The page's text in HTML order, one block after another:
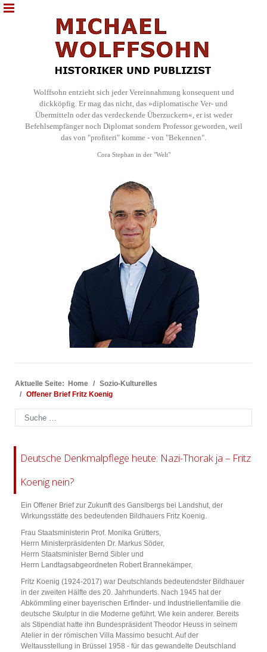
Wolffsohn entzieht sich jeder Vereinnahmung konsequent und
dickköpfig. Er mag das nicht, das »diplomatische Ver- und
Übermitteln oder das verdeckende Überzuckern«, er ist weder
Befehlsempfänger noch Diplomat sondern Professor geworden, weil
das von "profiteri" komme - von "Bekennen".
Cora Stephan in der "Welt"
Aktuelle Seite: Home
Sozio-Kulturelles
Offener Brief Fritz Koenig
Suchen
Deutsche Denkmalpflege heute: Nazi-Thorak ja – Fritz
Koenig nein?
Ein Offener Brief zur Zukunft des Ganslbergs bei Landshut, der
Wirkungsstätte des bedeutenden Bildhauers Fritz Koenig.
Frau Staatsministerin Prof. Monika Grütters,
Herrn Ministerpräsidenten Dr. Markus Söder,
Herrn Staatsminister Bernd Sibler und
Herrn Landtagsabgeordneten Robert Brannekämper,
Fritz Koenig (1924-2017) war Deutschlands bedeutendster Bildhauer
in der zweiten Hälfte des 20. Jahrhunderts. Nach 1945 hat der
Abkömmling einer bayerischen Erfinder- und Industriellenfamilie die
deutsche Skulptur in die Moderne geführt. Wie kein anderer. Bereits
als Stipendiat hatte ihn Bundespräsident Theodor Heuss in seinem
Atelier in der römischen Villa Massimo besucht. Auf der
Weltausstellung in Brüssel 1958 - für das gewandelte Deutschland